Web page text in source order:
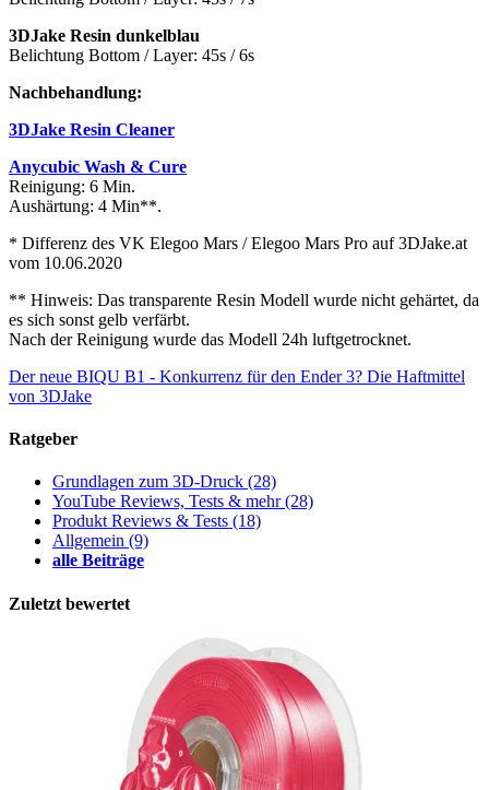
3DJake Resin dunkelblau
Belichtung Bottom / Layer: 45s / 6s
Nachbehandlung:
3DJake Resin Cleaner
Anycubic Wash & Cure
Reinigung: 6 Min.
Aushärtung: 4 Min**.
* Differenz des VK Elegoo Mars / Elegoo Mars Pro auf 3DJake.at
vom 10.06.2020
** Hinweis: Das transparente Resin Modell wurde nicht gehärtet, da
es sich sonst gelb verfärbt.
Nach der Reinigung wurde das Modell 24h luftgetrocknet.
Der neue BIQU B1 - Konkurrenz für den Ender 3? Die Haftmittel
von 3DJake
Ratgeber
Grundlagen zum 3D-Druck (28)
YouTube Reviews, Tests & mehr(28)
Produkt Reviews & Tests (18)
Allgemein (9)
alle Beiträge
Zuletzt bewertet